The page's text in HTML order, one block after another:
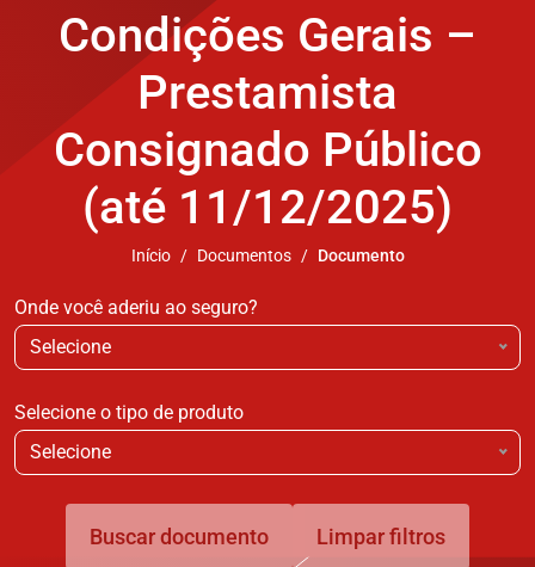
Condições Gerais –
Prestamista
Consignado Público
(até 11/12/2025)
Início Documentos Documento
Onde você aderiu ao seguro?
Selecione
Selecione o tipo de produto
Selecione
Buscar documento Limpar filtros